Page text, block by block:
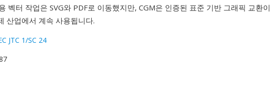
벡터 작업은 SVG와 PDF로 이동했지만, CGM은 인증된 표준 기반 그래픽 교환이
산업에서 계속 사용됩니다.
JTC 1/SC 24